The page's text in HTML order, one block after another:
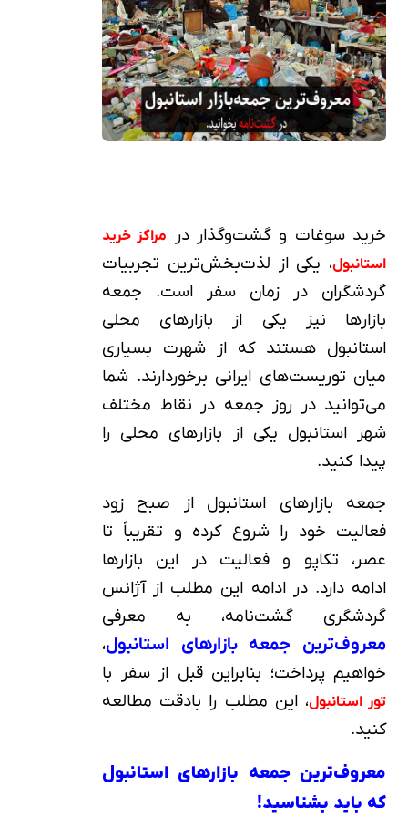
خرید سوغات و گشت‌وگذار در
مراکز خرید
استانبول، یکی از لذت‌بخش‌ترین تجربیات
گردشگران در زمان سفر است. جمعه‌
بازارها نیز یکی از بازارهای محلی
استانبول هستند که از شهرت بسیاری
میان توریست‌های ایرانی برخوردارند. شما
می‌توانید در روز جمعه در نقاط مختلف
شهر استانبول یکی از بازارهای محلی را
پیدا کنید.
جمعه‌ بازارهای استانبول از صبح زود
فعالیت خود را شروع کرده و تقریباً تا
عصر، تکاپو و فعالیت در این بازارها
ادامه دارد. در ادامه این مطلب از آژانس
گردشگری گشت‌نامه، به معرفی
معروف‌ترین جمعه‌ بازارهای استانبول،
خواهیم پرداخت؛ بنابراین قبل از سفر با
تور استانبول، این مطلب را بادقت مطالعه
کنید.
معروف‌ترین جمعه‌ بازارهای استانبول
که باید بشناسید!